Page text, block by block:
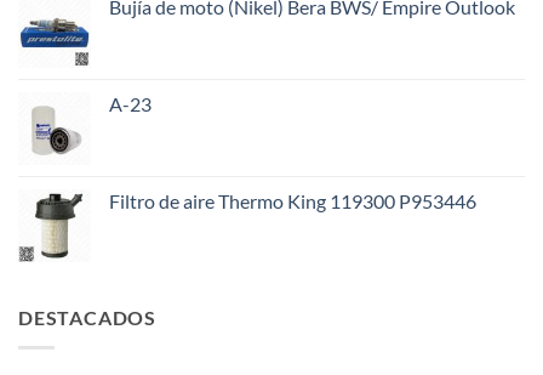
Bujía de moto (Nikel) Bera BWS/ Empire Outlook
A-23
Filtro de aire Thermo King 119300 P953446
DESTACADOS